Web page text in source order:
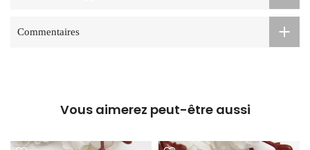
Commentaires
Vous aimerez peut-être aussi